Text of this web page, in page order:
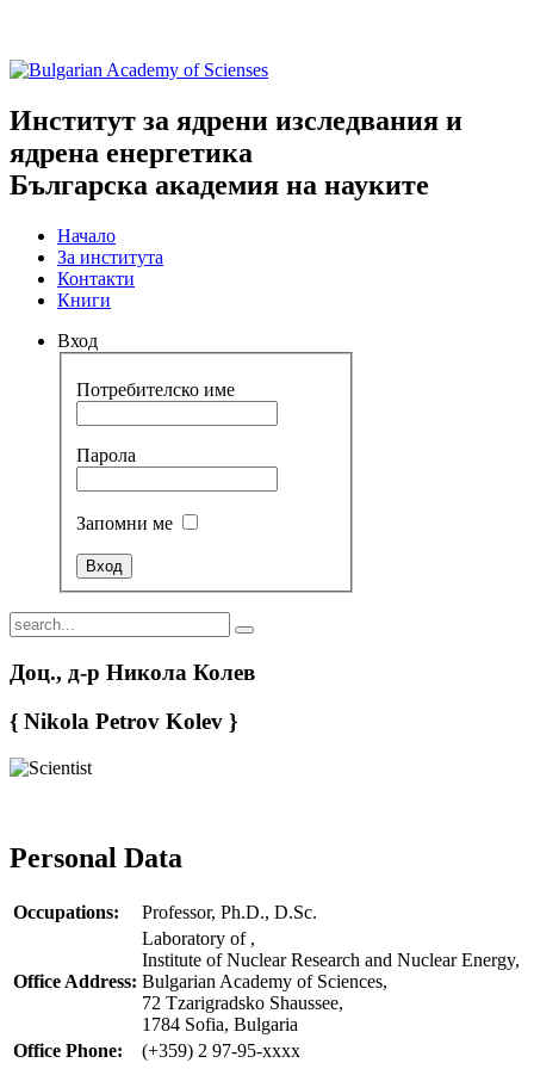
Институт за ядрени изследвания и
ядрена енергетика
Българска академия на науките
Начало
За института
Контакти
Книги
Вход
Потребителско име
Парола
Запомни ме
Доц., д-р Никола Колев
{ Nikola Petrov Kolev }
Personal Data
Occupations: Professor, Ph.D., D.Sc.
Office Address:
Laboratory of ,
Institute of Nuclear Research and Nuclear Energy,
Bulgarian Academy of Sciences,
72 Tzarigradsko Shaussee,
1784 Sofia, Bulgaria
Office Phone:
(+359) 2 97-95-xxxx